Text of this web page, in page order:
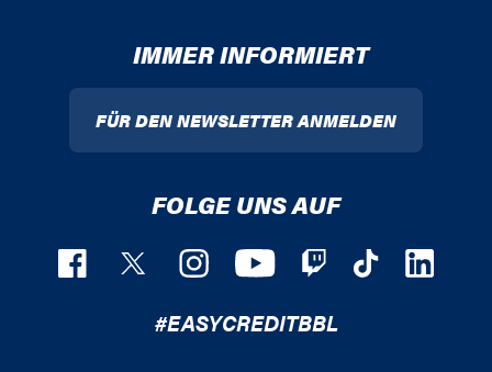
IMMER INFORMIERT
FÜR DEN NEWSLETTER ANMELDEN
FOLGE UNS AUF
#EASYCREDITBBL